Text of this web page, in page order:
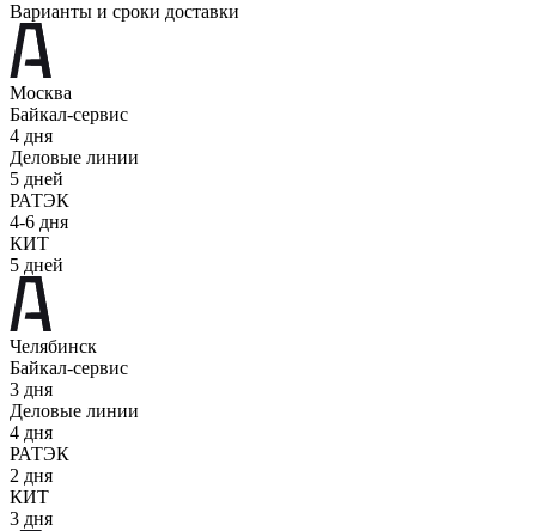
Варианты и сроки доставки
Москва
Байкал-сервис
4 дня
Деловые линии
5 дней
РАТЭК
4-6 дня
КИТ
5 дней
Челябинск
Байкал-сервис
3 дня
Деловые линии
4 дня
РАТЭК
2 дня
КИТ
3 дня